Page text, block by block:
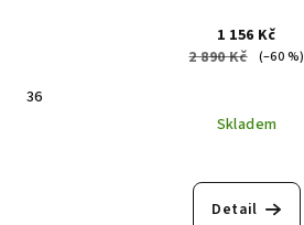
1 156 Kč
2 890 Kč
(–60 %)
36
Skladem
Detail